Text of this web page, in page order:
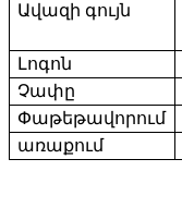
Ավազի գույն
Լոգոն
Չափը
Փաթեթավորում
առաքում